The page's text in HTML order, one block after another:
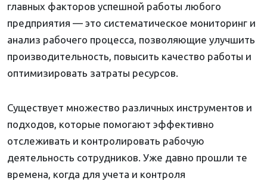
главных факторов успешной работы любого
предприятия — это систематическое мониторинг и
анализ рабочего процесса, позволяющие улучшить
производительность, повысить качество работы и
оптимизировать затраты ресурсов.
Существует множество различных инструментов и
подходов, которые помогают эффективно
отслеживать и контролировать рабочую
деятельность сотрудников. Уже давно прошли те
времена, когда для учета и контроля